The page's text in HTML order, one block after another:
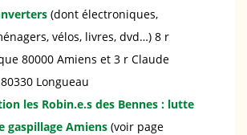
(dont électroniques,
vélos, livres, dvd…) 8 r
80000 Amiens et 3 r Claude
Longueau
les Robin.e.s des Bennes : lutte
gaspillage Amiens (voir page